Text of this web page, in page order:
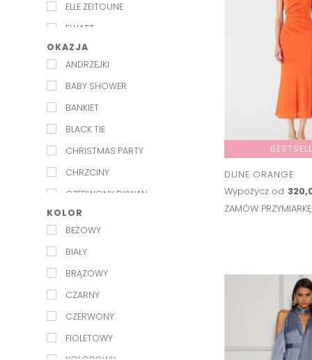
ELLE ZEITOUNE
ELLIATT
EXQUISE
INDEX JAPAN
JENESEQUA
KAROLINA NAJI
KEEPSAKE
KELLY&KATIE
L'IDEE
OKAZJA
ANDRZEJKI
BABY SHOWER
BANKIET
BLACK TIE
CHRISTMAS PARTY
CHRZCINY
CZERWONY DYWAN
FORMALNIE
GALA
GARDEN PARTY
IMIENINY
IMPREZA
IMPREZA LETNIA
IMPREZA W PLENERZE
KOLOR
BEŻOWY
BIAŁY
BRĄZOWY
CZARNY
CZERWONY
FIOLETOWY
DUNE ORANGE
Wypożycz od
ZAMÓW PRZYMIARKĘ